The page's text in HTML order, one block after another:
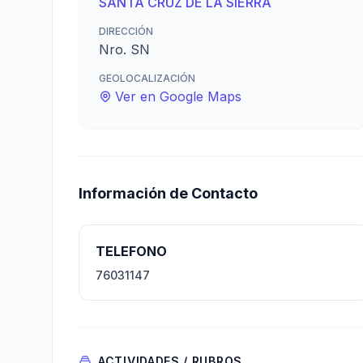
DIRECCIÓN
Nro. SN
GEOLOCALIZACIÓN
Ver en Google Maps
Información de Contacto
TELEFONO
76031147